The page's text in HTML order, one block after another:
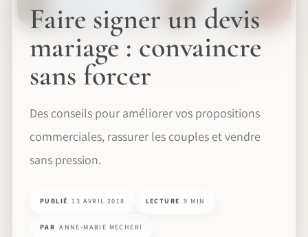
Faire signer un devis
mariage : convaincre
sans forcer
Des conseils pour améliorer vos propositions
commerciales, rassurer les couples et vendre
sans pression.
PUBLIÉ 13 AVRIL 2018 LECTURE 9 MIN
PAR ANNE-MARIE MECHERI